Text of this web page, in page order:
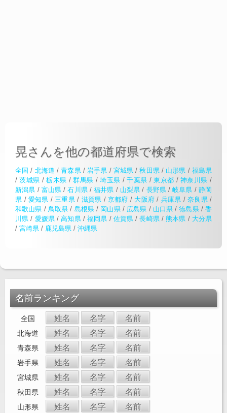
晃さんを他の都道府県で検索
全国 / 北海道 /青森県/ 岩手県 / 宮城県 /秋田県/ 山形県 / 福島県
/茨城県 /栃木県 /群馬県 /埼玉県 /千葉県 /東京都 /神奈川県 /
新潟県 / 富山県 /石川県/福井県 / 山梨県 / 長野県/岐阜県 / 静岡
県 / 愛知県 /三重県 / 滋賀県 / 京都府 / 大阪府 / 兵庫県 / 奈良県/
和歌山県 / 鳥取県 / 島根県/ 岡山県/ 広島県 / 山口県 /徳島県/香
川県 / 愛媛県/高知県/ 福岡県 / 佐賀県 /長崎県/熊本県 / 大分県
/ 宮崎県 / 鹿児島県 / 沖縄県
名前ランキング
全国 姓名 名字 名前
北海道 姓名 名字 名前
青森県 姓名 名字 名前
岩手県 姓名 名字 名前
宮城県 姓名 名字 名前
秋田県 姓名 名字 名前
山形県 姓名 名字 名前